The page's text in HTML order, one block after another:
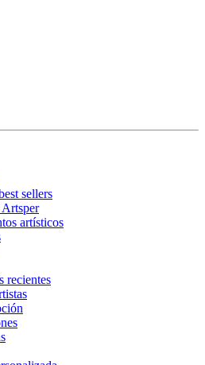
sellers
Artsper
artísticos
recientes